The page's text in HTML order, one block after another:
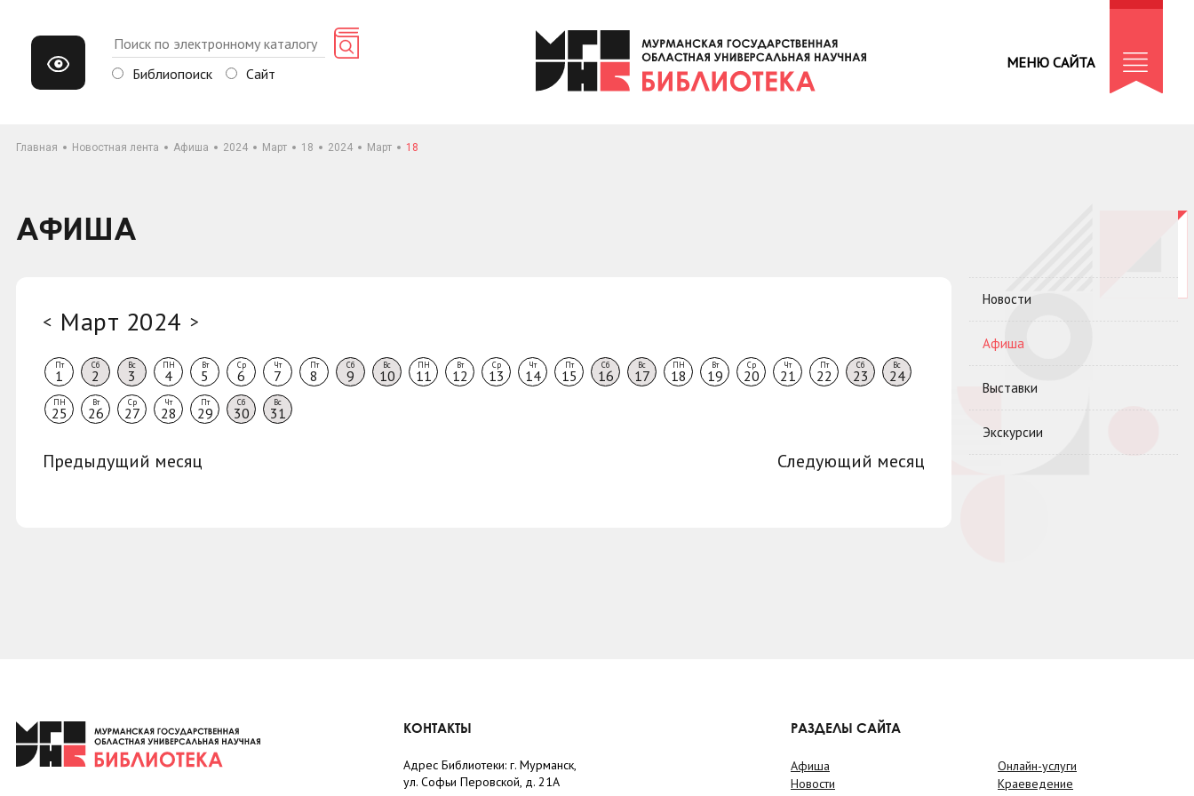
Библиопоиск Сайт
МЕНЮ САЙТА
Главная Новостная лента Афиша 2024 Март 18 2024 Март 18
АФИША
< Март 2024 >
Пт
1
Сб
2
Вс
3
ПН
4
Вт
5
Ср
6
Чт
7
Пт
8
Сб
9
Вс
10
ПН
11
Вт
12
Ср
13
Чт
14
Пт
15
Сб
16
Вс
17
ПН
18
Вт
19
Ср
20
Чт
21
Пт
22
Сб
23
Вс
24
ПН
25
Вт
26
Ср
27
Чт
28
Пт
29
Сб
30
Вс
31
Предыдущий месяц Следующий месяц
Новости
Афиша
Выставки
Экскурсии
КОНТАКТЫ
Адрес Библиотеки: г. Мурманск,
ул. Софьи Перовской, д. 21А
РАЗДЕЛЫ САЙТА
Афиша
Новости
Онлайн-услуги
Краеведение